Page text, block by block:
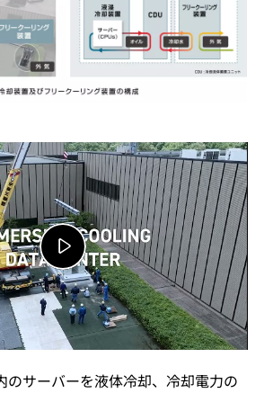
のサーバーを液体冷却、冷却電力の